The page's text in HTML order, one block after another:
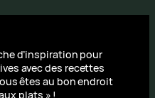
d’inspiration pour
avec des recettes
êtes au bon endroit
plats » !